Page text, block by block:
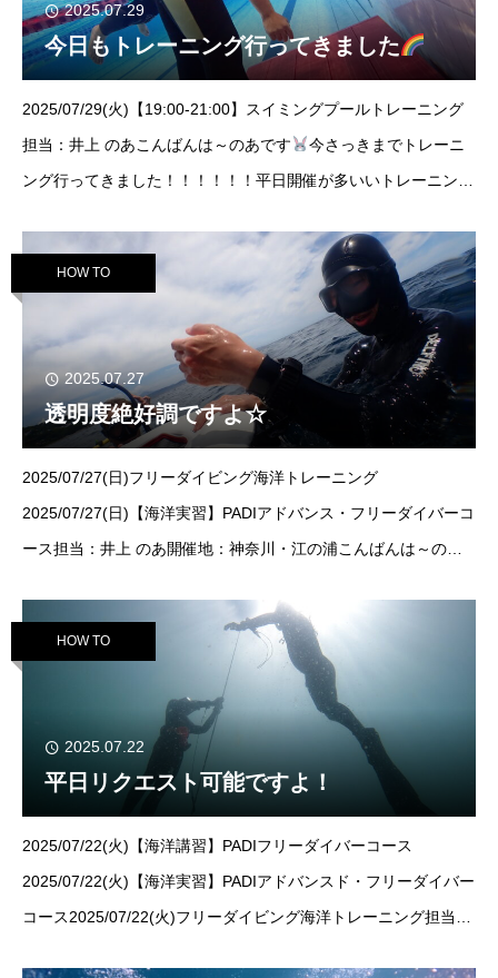
2025.07.29
今日もトレーニング行ってきました
2025/07/29(火)【19:00-21:00】スイミングプールトレーニング
担当：井上 のあこんばんは～のあです
今さっきまでトレーニ
ング行ってきました！！！！！！平日開催が多いいトレーニン
ね☀だからこそ今プ
HOW TO
2025.07.27
透明度絶好調ですよ☆
2025/07/27(日)フリーダイビング海洋トレーニング
2025/07/27(日)【海洋実習】PADIアドバンス・フリーダイバーコ
ース担当：井上 のあ開催地：神奈川・江の浦こんばんは～のあ
あるのをうまい具合によ
HOW TO
2025.07.22
平日リクエスト可能ですよ！
2025/07/22(火)【海洋講習】PADIフリーダイバーコース
2025/07/22(火)【海洋実習】PADIアドバンスド・フリーダイバー
コース2025/07/22(火)フリーダイビング海洋トレーニング担当：